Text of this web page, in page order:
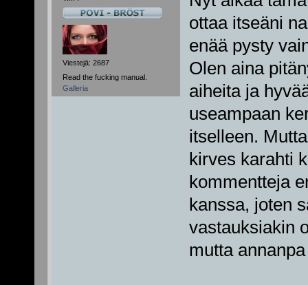
Viestejä: 2687
Read the fucking manual.
Galleria
ottaa itseäni
enää pysty
Olen aina
aiheita ja
useampaan
itselleen.
kirves karahti
kommentteja
kanssa, joten
vastauksiakin
mutta